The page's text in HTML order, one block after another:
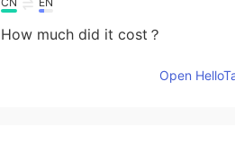
How much did it cost？
Open